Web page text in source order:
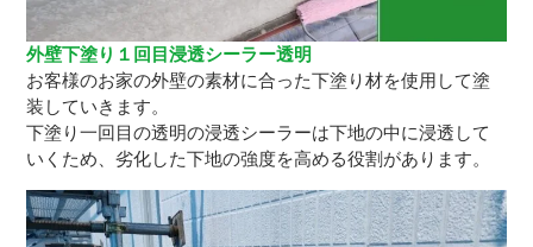
外壁下塗り１回目浸透シーラー透明
お客様のお家の外壁の素材に合った下塗り材を使用して塗
装していきます。
下塗り一回目の透明の浸透シーラーは下地の中に浸透して
いくため、劣化した下地の強度を高める役割があります。